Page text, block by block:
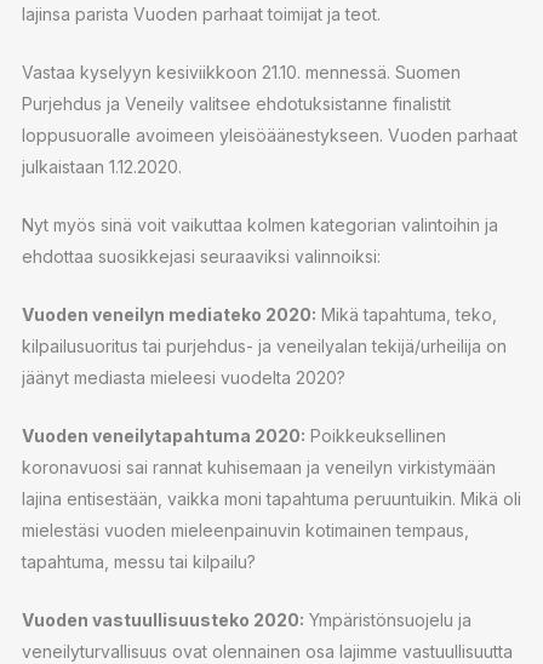
lajinsa parista Vuoden parhaat toimijat ja teot.
Vastaa kyselyyn kesiviikkoon 21.10. mennessä. Suomen
Purjehdus ja Veneily valitsee ehdotuksistanne finalistit
loppusuoralle avoimeen yleisöäänestykseen. Vuoden parhaat
julkaistaan 1.12.2020.
Nyt myös sinä voit vaikuttaa kolmen kategorian valintoihin ja
ehdottaa suosikkejasi seuraaviksi valinnoiksi:
Vuoden veneilyn mediateko 2020: Mikä tapahtuma, teko,
kilpailusuoritus tai purjehdus- ja veneilyalan tekijä/urheilija on
jäänyt mediasta mieleesi vuodelta 2020?
Vuoden veneilytapahtuma 2020: Poikkeuksellinen
koronavuosi sai rannat kuhisemaan ja veneilyn virkistymään
lajina entisestään, vaikka moni tapahtuma peruuntuikin. Mikä oli
mielestäsi vuoden mieleenpainuvin kotimainen tempaus,
tapahtuma, messu tai kilpailu?
Vuoden vastuullisuusteko 2020: Ympäristönsuojelu ja
veneilyturvallisuus ovat olennainen osa lajimme vastuullisuutta